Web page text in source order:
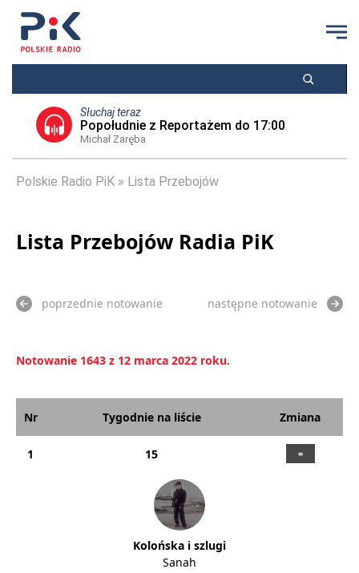
Słuchaj teraz
Popołudnie z Reportażem do 17:00
Michał Zaręba
Polskie Radio PiK Lista Przebojów
Lista Przebojów Radia PiK
poprzednie notowanie następne notowanie
Notowanie 1643 z 12 marca 2022 roku.
Nr Tygodnie na liście Zmiana
1 15
Kolońska i szlugi
Sanah